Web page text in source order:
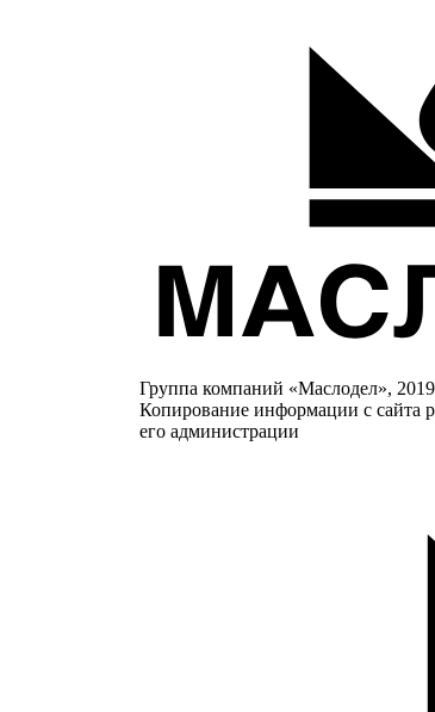
Группа компаний «Маслодел», 2019
Копирование информации с сайта
его администрации